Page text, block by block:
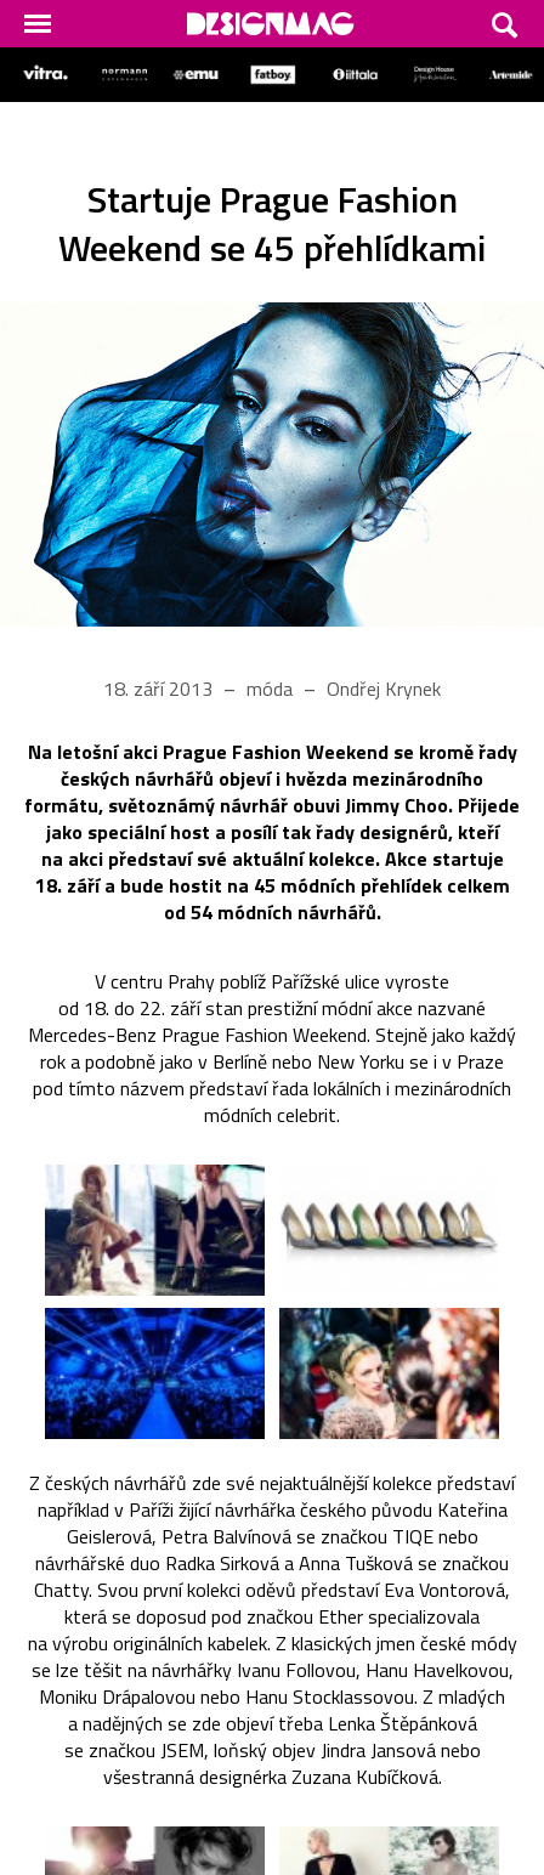
Startuje Prague Fashion
Weekend se 45 přehlídkami
18. září 2013 móda Ondřej Krynek
Na letošní akci Prague Fashion Weekend se kromě řady
českých návrhářů objeví i hvězda mezinárodního
formátu, světoznámý návrhář obuvi Jimmy Choo. Přijede
jako speciální host a posílí tak řady designérů, kteří
na akci představí své aktuální kolekce. Akce startuje
18. září a bude hostit na 45 módních přehlídek celkem
od 54 módních návrhářů.
V centru Prahy poblíž Pařížské ulice vyroste
od 18. do 22. září stan prestižní módní akce nazvané
Mercedes-Benz Prague Fashion Weekend. Stejně jako každý
rok a podobně jako v Berlíně nebo New Yorku se i v Praze
pod tímto názvem představí řada lokálních i mezinárodních
módních celebrit.
Z českých návrhářů zde své nejaktuálnější kolekce představí
například v Paříži žijící návrhářka českého původu Kateřina
Geislerová, Petra Balvínová se značkou TIQE nebo
návrhářské duo Radka Sirková a Anna Tušková se značkou
Chatty. Svou první kolekci oděvů představí Eva Vontorová,
která se doposud pod značkou Ether specializovala
na výrobu originálních kabelek. Z klasických jmen české módy
se lze těšit na návrhářky Ivanu Follovou, Hanu Havelkovou,
Moniku Drápalovou nebo Hanu Stocklassovou. Z mladých
a nadějných se zde objeví třeba Lenka Štěpánková
se značkou JSEM, loňský objev Jindra Jansová nebo
všestranná designérka Zuzana Kubíčková.